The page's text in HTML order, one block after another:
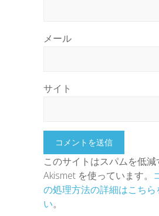
メール
サイト
このサイトはスパムを低
Akismet を使っています。
の処理方法の詳細はこちら
い。